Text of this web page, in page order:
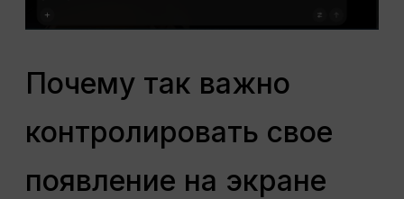
Почему так важно
контролировать свое
появление на экране